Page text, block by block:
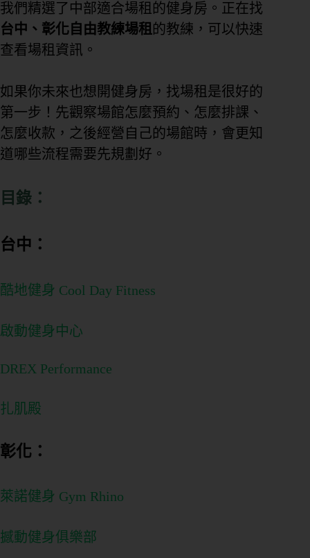
我們精選了中部適合場租的健身房。正在找
台中、彰化自由教練場租 的教練，可以快速
查看場租資訊。
如果你未來也想開健身房，找場租是很好的
第一步！先觀察場館怎麼預約、怎麼排課、
怎麼收款，之後經營自己的場館時，會更知
道哪些流程需要先規劃好。
目錄：
台中：
酷地健身 Cool Day Fitness
啟動健身中心
DREX Performance
扎肌殿
彰化：
萊諾健身 Gym Rhino
撼動健身俱樂部